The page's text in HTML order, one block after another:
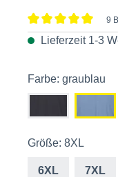
Durchschnittliche
9
Lieferzeit 1-3
Farbe: graublau
Größe: 8XL
6XL 7XL